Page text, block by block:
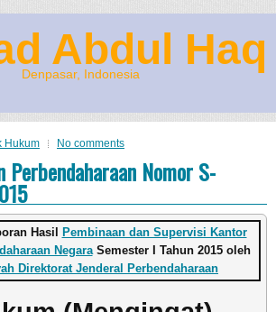
Abdul Haq
Denpasar, Indonesia
Hukum No comments
Nomor S-
Hasil
Pembinaan dan Supervisi Kantor
NegaraSemester I Tahun 2015 oleh
Direktorat Jenderal Perbendaharaan